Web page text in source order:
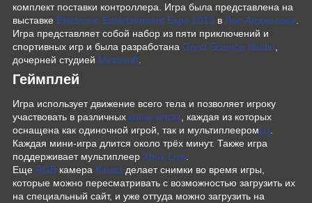
комплект поставки контроллера. Игра была представлена на
выставке Electronic Entertainment Expo 2010 в Лос-Анджелесе
Игра представляет собой набор из пяти приключений и
спортивных игр и была разработана Good Science Studio
дочерней студией Microsoft
Геймплей
Игра использует движение всего тела и позволяет игроку
участвовать в различных мини-играх, каждая из которых
оснащена как одиночной игрой, так и мультиплеером[1].
Каждая мини-игра длится около трёх минут. Также игра
поддерживает мультиплеер Xbox Live.
Еще RGB камера Kinect делает снимки во время игры,
которые можно пересматривать с возможностью загрузить их
на специальный сайт, и уже оттуда можно загрузить на